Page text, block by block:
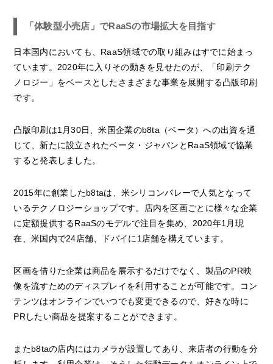
「体験型小売店」でRaaSの市場拡大を目指す
日本国内においても、RaaS領域での取り組みはすでに始まっ
ています。2020年に入りその動きを見せたのが、「印刷テク
ノロジー」をベースとしたさまざまな事業を展開する凸版印刷
です。
凸版印刷は1月30日、米国企業のb8ta（ベータ）への出資を通
じて、新たに設立されたベータ・ジャパンとRaaS領域で協業
すると発表しました。
2015年に創業したb8taは、米シリコンバレーで人気となって
いるテクノロジーショップです。店内を区画ごとに様々な企業
に定額提供するRaaSのモデルで注目を集め、2020年1月現
在、米国内で24店舗、ドバイに1店舗を構えています。
区画を借りた企業は商品を展示するだけでなく、製品のPR映
像を流すためのディスプレイを利用することが可能です。コン
テンツはオンラインでいつでも変更できるので、好きな時に
PRしたい商品を提案することができます。
またb8taの店内にはカメラが設置してあり、来店者の行動を分